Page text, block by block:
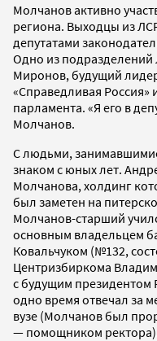
Молчанов активно
региона. Выходцы из
депутатами
Одно из подразделений
Миронов, будущий
«Справедливая Россия»
парламента. «Я его в
Молчанов.
С людьми,
знаком с юных лет.
Молчанова, холдинг
был заметен на
Молчанов-старший
основным владельцем
Ковальчуком (№132,
Центризбиркома
с будущим
одно время отвечал за
вузе (Молчанов был
— помощником